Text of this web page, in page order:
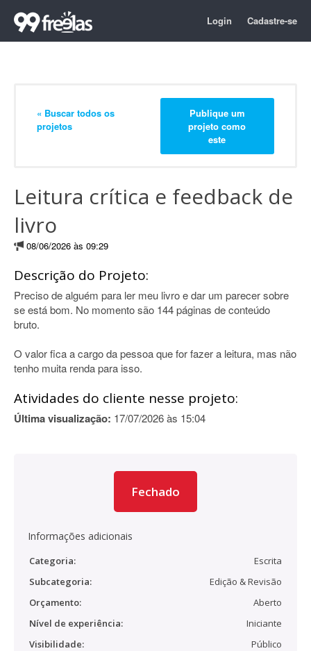
Login Cadastre-se
« Buscar todos os
projetos
Publique um
projeto como
este
Leitura crítica e feedback de
livro
08/06/2026 às 09:29
Descrição do Projeto:
Preciso de alguém para ler meu livro e dar um parecer sobre
se está bom. No momento são 144 páginas de conteúdo
bruto.
O valor fica a cargo da pessoa que for fazer a leitura, mas não
tenho muita renda para isso.
Atividades do cliente nesse projeto:
Última visualização: 17/07/2026 às 15:04
Fechado
Informações adicionais
Categoria:
Escrita
Subcategoria:
Edição & Revisão
Orçamento:
Aberto
Nível de experiência:
Iniciante
Visibilidade:
Público